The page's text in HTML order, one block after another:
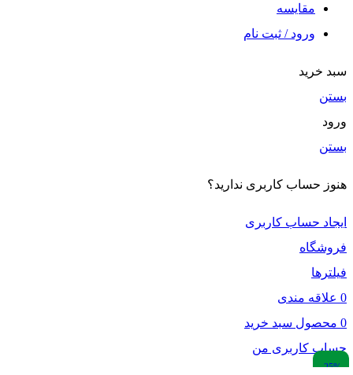
-25%
مقایسه
ورود / ثبت نام
سبد خرید
بستن
ورود
بستن
هنوز حساب کاربری ندارید؟
ایجاد حساب کاربری
فروشگاه
فیلترها
0 علاقه مندی
0 محصول سبد خرید
حساب کاربری من